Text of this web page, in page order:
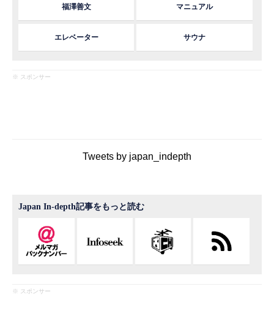
福澤善文 マニュアル
エレベーター サウナ
※ スポンサー
Tweets by japan_indepth
Japan In-depth記事をもっと読む
※ スポンサー